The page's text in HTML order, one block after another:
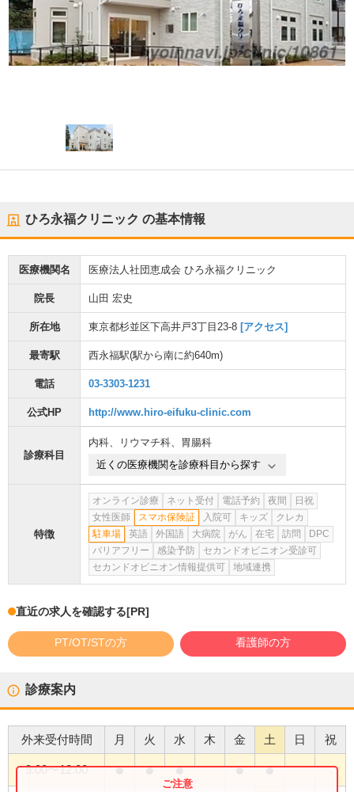
ひろ永福クリニック の基本情報
医療機関名 医療法人社団恵成会 ひろ永福クリニック
院長 山田 宏史
所在地 東京都杉並区下高井戸3丁目23-8 [アクセス]
最寄駅 西永福駅(駅から南に約640m)
電話 03-3303-1231
公式HP http://www.hiro-eifuku-clinic.com
診療科目
内科、 リウマチ科、 胃腸科
近くの医療機関を診療科目から探す
特徴
オンライン診療 ネット受付 電話予約 夜間
日祝
女性医師
スマホ保険証 入院可 キッズ
クレカ
駐車場
英語 外国語 大病院 がん 在宅 訪問
DPC
バリアフリー
感染予防
セカンドオピニオン受診可
セカンドオピニオン情報提供可
地域連携
直近の求人を確認する[PR]
PT/OT/STの方 看護師の方
診療案内
外来受付時間 月 火 水 木 金 土 日 祝
9:00〜12:00 ● ● ● ● ●